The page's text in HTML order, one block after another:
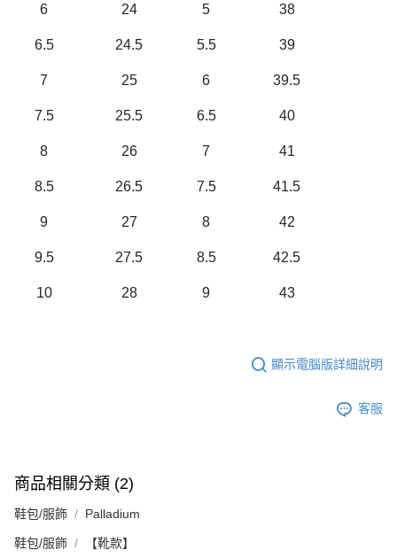
6 24 5 38
6.5 24.5 5.5 39
7 25 6 39.5
7.5 25.5 6.5 40
8 26 7 41
8.5 26.5 7.5 41.5
9 27 8 42
9.5 27.5 8.5 42.5
10 28 9 43
顯示電腦版詳細說明
客服
商品相關分類 (2)
鞋包/服飾 Palladium
鞋包/服飾 【靴款】